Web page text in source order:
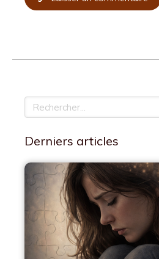
Rechercher
Derniers articles